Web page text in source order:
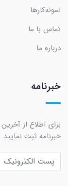
نمونه‌کارها
تماس با ما
درباره ما
خبرنامه
برای اطلاع از
خبرنامه ثبت نمایید.